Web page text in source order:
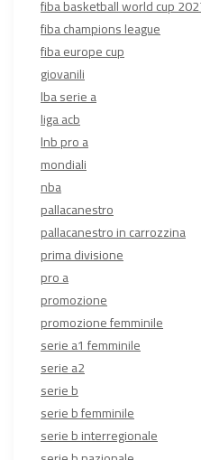
fiba basketball world cup
fiba champions league
fiba europe cup
giovanili
lba serie a
liga acb
lnb pro a
mondiali
nba
pallacanestro
pallacanestro in carrozzina
prima divisione
pro a
promozione
promozione femminile
serie a1 femminile
serie a2
serie b
serie b femminile
serie b interregionale